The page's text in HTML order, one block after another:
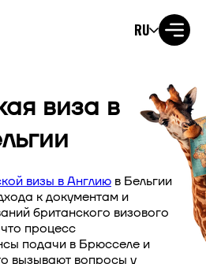
RU
виза в
визы в Англию в Бельгии
к документам и
британского визового
процесс
подачи в Брюсселе и
вызывают вопросы у